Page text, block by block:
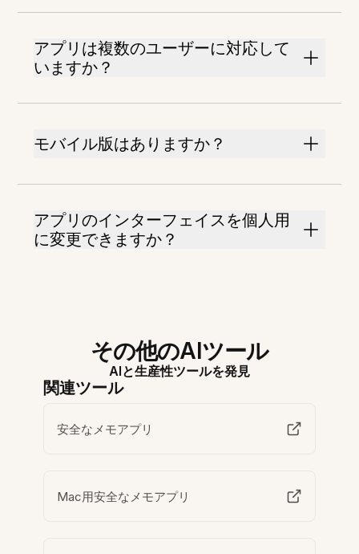
アプリは複数のユーザーに対応して
いますか？
モバイル版はありますか？
アプリのインターフェイスを個人用
に変更できますか？
その他のAIツール
AIと生産性ツールを発見
関連ツール
安全なメモアプリ
Mac用安全なメモアプリ